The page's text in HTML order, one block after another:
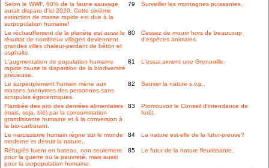
Selon le WWF, 60% de la faune sauvage
aurait disparu d'ici 2020. Cette sixième
extinction de masse rapide est due à la
surpopulation humaine!
79 Surveiller les montagnes puissantes.
Le réchauffement de la planète est aussi le
résultat de nombreux villages deviennent
grandes villes chaleur-perdant de béton et
asphalte.
80
Cessez de mourir hors de beaucoup
d'espèces animales.
L'augmentation de population humaine
rapide cause la disparition de la biodiversité
précieuse.
81 L'essai aiment une Grenouille.
Le surpeuplement humain mène aux
masses anonymes des personnes sans
scrupules égocentriques.
82 Sauver la nature s.v.p..
Flambée des prix des denrées alimentaires
(mais, soja, blé) par la consommation
grandissante humaine et à la conversion à
la bio-carburant.
83
Promouvoir le Conseil d'intendance de
forêt.
Le narcissisme humain règne sur le monde
moderne et détruit la nature..
84 La nature est-elle de la futur-preuve?
Réfugiés fuient en bateau, non seulement
pour la guerre ou la pauvreté, mais aussi
pour la surpopulation humaine.
85 Le futur de la nature fleurissante.